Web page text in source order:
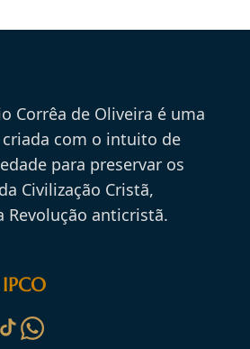
Corrêa de Oliveira é uma
com o intuito de
para preservar os
Civilização Cristã,
Revolução anticristã.